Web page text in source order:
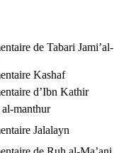
de Tabari Jami’al-
Kashaf
d’Ibn Kathir
manthur
Jalalayn